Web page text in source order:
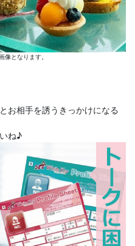
像となります。
お相手を誘うきっかけになる
ね♪